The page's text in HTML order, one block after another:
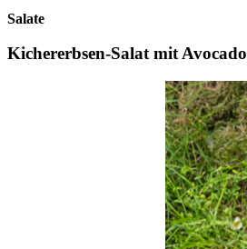
Salate
Kichererbsen-Salat mit Avocado